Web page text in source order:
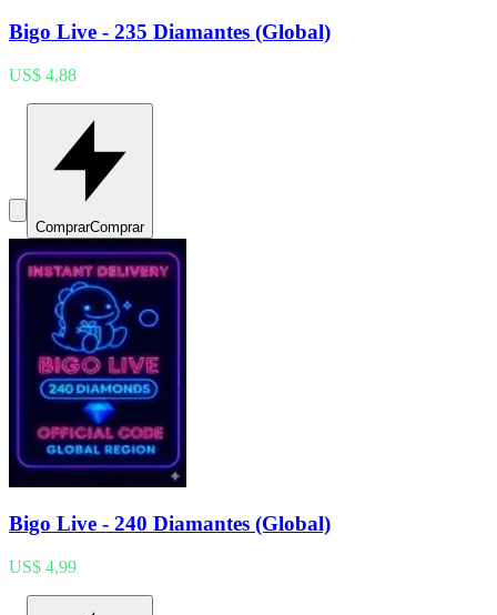
Bigo Live - 235 Diamantes (Global)
US$ 4,88
ComprarComprar
Bigo Live - 240 Diamantes (Global)
US$ 4,99